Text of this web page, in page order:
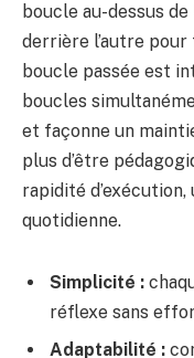
boucle au-dessus de
derrière l’autre
boucle passée est
boucles
et façonne un
plus d’être
rapidité
quotidienne.
Simplicité :
réflexe sans
Adaptabilité :